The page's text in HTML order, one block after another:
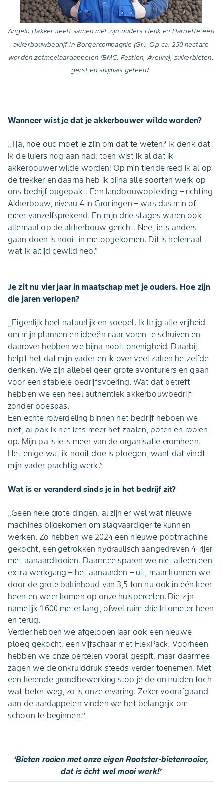
Angelo Bakker heeft samen met zijn ouders Henk en Harriëtte een
akkerbouwbedrijf in Borgercompagnie (Gr.). Op ca. 250 hectare
worden zetmeelaardappelen (BMC, Festien, Avelina), suikerbieten,
gerst en snijmaïs geteeld.
Wanneer wist je dat je akkerbouwer wilde worden?
,,Tja, hoe oud moet je zijn om dat te weten? Ik denk dat
ik de luiers nog aan had; toen wist ik al dat ik
akkerbouwer wilde worden! Op m’n tiende reed ik al op
de trekker en daarna heb ik bijna alle soorten werk op
ons bedrijf opgepakt. Een landbouwopleiding – richting
Akkerbouw, niveau 4 in Groningen – was dus min of
meer vanzelfsprekend. En mijn drie stages waren ook
allemaal op de akkerbouw gericht. Nee, iets anders
gaan doen is nooit in me opgekomen. Dit is helemaal
wat ik altijd gewild heb.’’
Je zit nu vier jaar in maatschap met je ouders. Hoe zijn
die jaren verlopen?
,,Eigenlijk heel natuurlijk en soepel. Ik krijg alle vrijheid
om mijn plannen en ideeën naar voren te schuiven en
daarover hebben we bijna nooit onenigheid. Daarbij
helpt het dat mijn vader en ik over veel zaken hetzelfde
denken. We zijn allebei geen grote avonturiers en gaan
voor een stabiele bedrijfsvoering. Wat dat betreft
hebben we een heel authentiek akkerbouwbedrijf
zonder poespas.
Een echte rolverdeling binnen het bedrijf hebben we
niet, al pak ik net iets meer het zaaien, poten en rooien
op. Mijn pa is iets meer van de organisatie eromheen.
Het enige wat ik nooit doe is ploegen, want dat vindt
mijn vader prachtig werk.’’
Wat is er veranderd sinds je in het bedrijf zit?
,,Geen hele grote dingen, al zijn er wel wat nieuwe
machines bijgekomen om slagvaardiger te kunnen
werken. Zo hebben we 2024 een nieuwe pootmachine
gekocht, een getrokken hydraulisch aangedreven 4-rijer
met aanaardkooien. Daarmee sparen we niet alleen een
extra werkgang – het aanaarden – uit, maar kunnen we
door de grote bakinhoud van 3,5 ton nu ook in één keer
heen en weer komen op onze huispercelen. Die zijn
namelijk 1600 meter lang, ofwel ruim drie kilometer heen
en terug.
Verder hebben we afgelopen jaar ook een nieuwe
ploeg gekocht, een vijfschaar met FlexPack. Voorheen
hebben we onze percelen vooral gespit, maar daarmee
zagen we de onkruiddruk steeds verder toenemen. Met
een kerende grondbewerking stop je de onkruiden toch
wat beter weg, zo is onze ervaring. Zeker voorafgaand
aan de aardappelen vinden we het belangrijk om
schoon te beginnen.’’
‘Bieten rooien met onze eigen Rootster-bietenrooier,
dat is écht wel mooi werk!’